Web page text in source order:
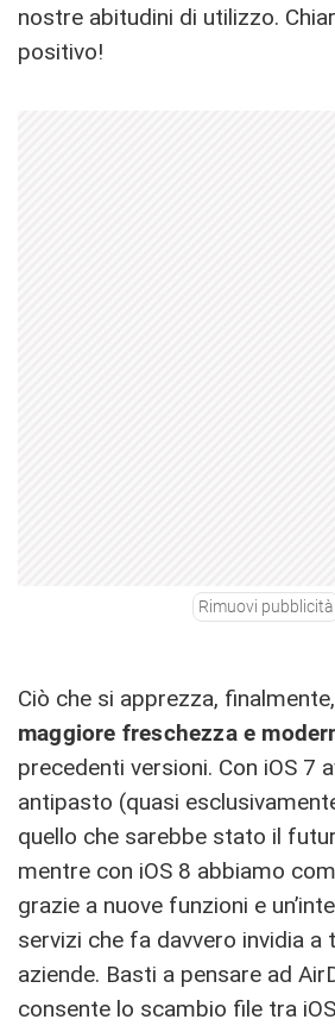
nostre abitudini di utilizzo.
positivo!
Rimuovi pubblicità
Ciò che si apprezza,
maggiore freschezza e
precedenti versioni. Con iOS 7
antipasto (quasi
quello che sarebbe stato il
mentre con iOS 8 abbiamo
grazie a nuove funzioni e
servizi che fa davvero invidia a
aziende. Basti a pensare ad
consente lo scambio file tra